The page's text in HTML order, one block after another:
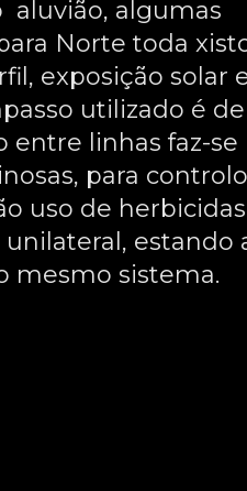
aluvião, algumas
Norte toda
exposição solar
utilizado é de
entre linhas faz-se
para controlo
uso de
estando
mesmo sistema.